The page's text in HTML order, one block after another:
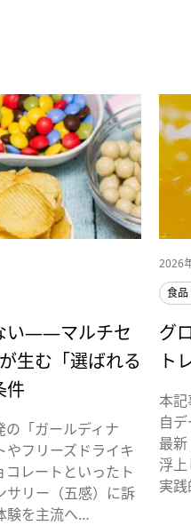
い――マルチセ
生む「選ばれる
件
の「ガールディナ
やフリーズドライキ
コレートといったト
サリー（五感）に訴
験を主流へ…
2026
食品
グ
ト
本
自
最
浮上
実